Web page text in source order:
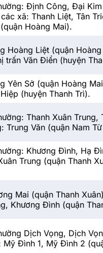
Định Công, Đại
xã: Thanh Liệt, Tân
Hoàng Mai).
Hoàng Liệt (quận
trấn Văn Điển (huyện
Yên Sở (quận Hoàng
(huyện Thanh Trì).
Thanh Xuân
Trung Văn (quận Nam
Khương Đình, Hạ
Trung (quận Thanh
Mai (quận Thanh
Khương Đình (quận
Dịch Vọng, Dịch
Mỹ Đình 1, Mỹ Đình 2